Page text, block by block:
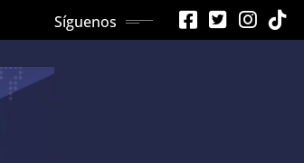
Síguenos